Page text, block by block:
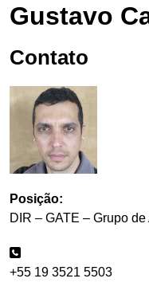
Gustavo
Contato
Posição:
DIR – GATE – Grupo
+55 19 3521 5503